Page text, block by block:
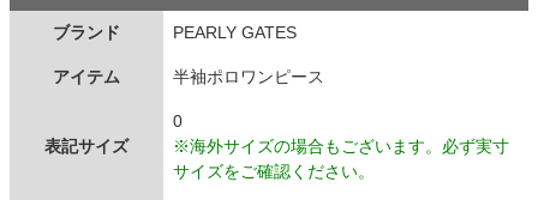
ブランド PEARLY GATES
アイテム 半袖ポロワンピース
表記サイズ
0
※海外サイズの場合もございます。必ず実寸
サイズをご確認ください。